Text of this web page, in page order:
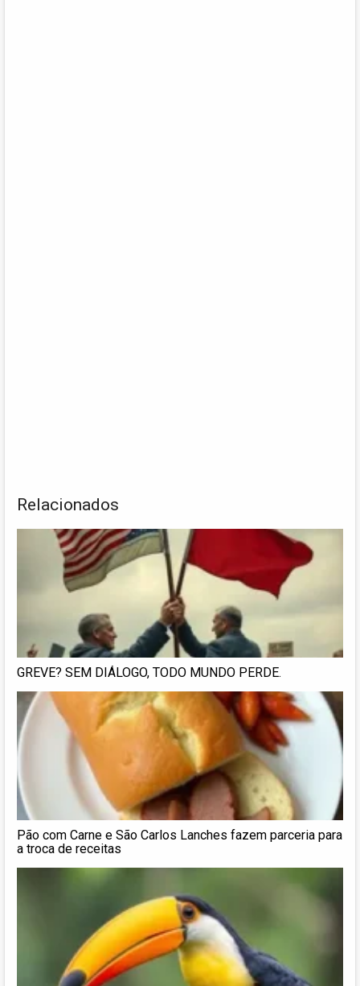
Relacionados
GREVE? SEM DIÁLOGO, TODO MUNDO PERDE.
Pão com Carne e São Carlos Lanches fazem parceria para
a troca de receitas